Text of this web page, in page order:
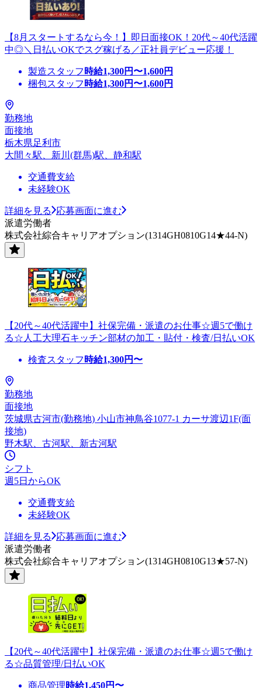
【8月スタートするなら今！】即日面接OK！20代～40代活躍
中◎＼日払いOKでスグ稼げる／正社員デビュー応援！
製造スタッフ 時給1,300円〜1,600円
梱包スタッフ 時給1,300円〜1,600円
勤務地
面接地
栃木県足利市
大間々駅、新川(群馬)駅、静和駅
交通費支給
未経験OK
詳細を見る
応募画面に進む
派遣労働者
株式会社綜合キャリアオプション(1314GH0810G14★44-N)
【20代～40代活躍中】社保完備・派遣のお仕事☆週5で働け
る☆人工大理石キッチン部材の加工・貼付・検査/日払いOK
検査スタッフ 時給1,300円〜
勤務地
面接地
茨城県古河市(勤務地) 小山市神鳥谷1077-1 カーサ渡辺1F(面
接地)
野木駅、古河駅、新古河駅
シフト
週5日からOK
交通費支給
未経験OK
詳細を見る
応募画面に進む
派遣労働者
株式会社綜合キャリアオプション(1314GH0810G13★57-N)
【20代～40代活躍中】社保完備・派遣のお仕事☆週5で働け
る☆品質管理/日払いOK
商品管理時給1,450円〜